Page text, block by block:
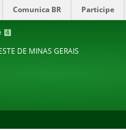
4
Comunica BR Participe
DE MINAS GERAIS